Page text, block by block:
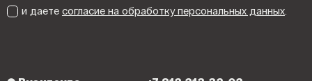
и даете согласие на обработку персональных данных.